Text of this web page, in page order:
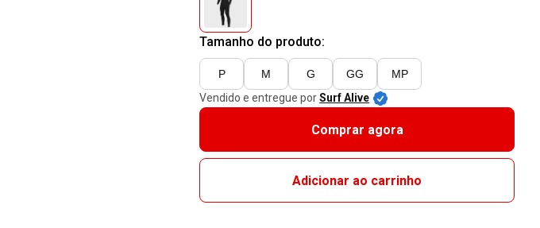
Tamanho do produto:
P M G GG
MP
Vendido e entregue porSurf Alive
Comprar agora
Adicionar ao carrinho